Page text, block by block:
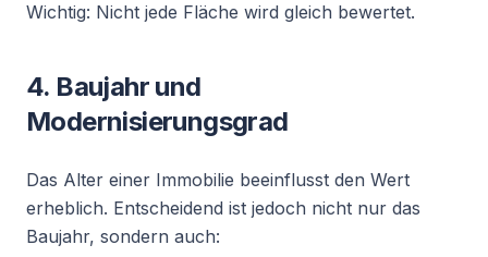
Wichtig: Nicht jede Fläche wird gleich bewertet.
4. Baujahr und
Modernisierungsgrad
Das Alter einer Immobilie beeinflusst den Wert
erheblich. Entscheidend ist jedoch nicht nur das
Baujahr, sondern auch: